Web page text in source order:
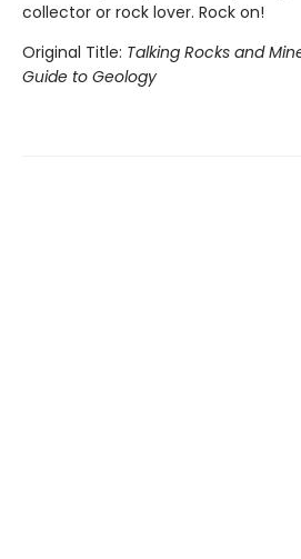
collector or rock lover. Rock on!
Original Title: Talking Rocks and
Guide to Geology